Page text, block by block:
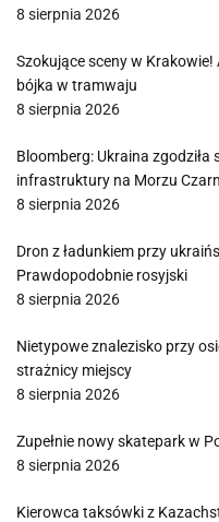
8 sierpnia 2026
Szokujące sceny w
bójka w tramwaju
8 sierpnia 2026
Bloomberg: Ukraina
infrastruktury na Morzu
8 sierpnia 2026
Dron z ładunkiem przy
Prawdopodobnie rosyjski
8 sierpnia 2026
Nietypowe znalezisko przy
strażnicy miejscy
8 sierpnia 2026
Zupełnie nowy skatepark w
8 sierpnia 2026
Kierowca taksówki z